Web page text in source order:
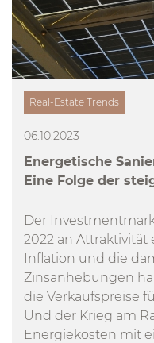
Real-Estate Trends
06.10.2023
Energetische
Eine Folge der
Der
2022 an
Inflation und die
Zinsanhebungen
die Verkaufspreise
Und der Krieg am
Energiekosten mit